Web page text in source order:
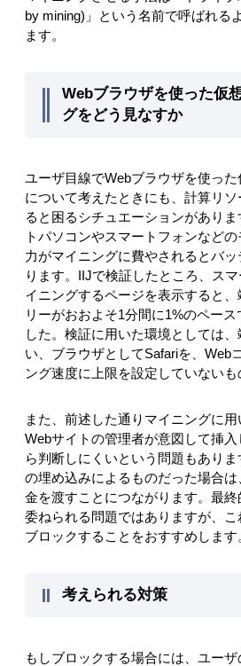
by mining)」という名前で呼ばれる
ます。
Webブラウザを使った仮
グをどう見なすか
ユーザ目線でWebブラウザを使っ
について考えたときにも、計算リ
ると困るシチュエーションがあり
トパソコンやスマートフォンなど
力がマイニングに費やされるとバ
ります。IIJで検証したところ、ス
イニングするページを表示すると
リーがおおよそ1分間に1%のペー
した。検証に用いた環境としては
い、ブラウザとしてSafariを、Web
ング速度に上限を設定していないも
また、前述した通りマイニングに
Webサイトの管理者が意図して挿
ら判断しにくいという問題もあり
の埋め込みによるものだった場合
金を渡すことにつながります。最
委ねられる問題ではありますが、
ブロックすることをおすすめします
考えられる対策
もしブロックする場合には、ユー